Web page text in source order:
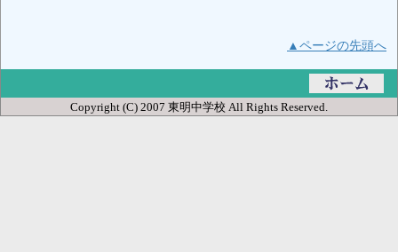
▲ページの先頭へ
Copyright (C) 2007 東明中学校 All Rights Reserved.